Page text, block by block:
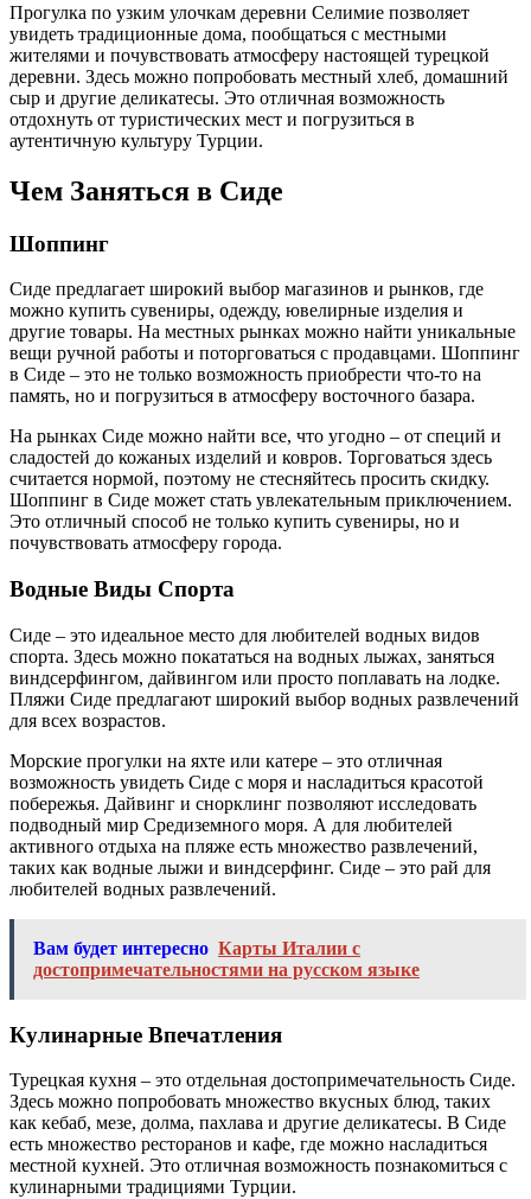
Прогулка по узким улочкам деревни Селимие позволяет
увидеть традиционные дома, пообщаться с местными
жителями и почувствовать атмосферу настоящей турецкой
деревни. Здесь можно попробовать местный хлеб, домашний
сыр и другие деликатесы. Это отличная возможность
отдохнуть от туристических мест и погрузиться в
аутентичную культуру Турции.
Чем Заняться в Сиде
Шоппинг
Сиде предлагает широкий выбор магазинов и рынков, где
можно купить сувениры, одежду, ювелирные изделия и
другие товары. На местных рынках можно найти уникальные
вещи ручной работы и поторговаться с продавцами. Шоппинг
в Сиде – это не только возможность приобрести что-то на
память, но и погрузиться в атмосферу восточного базара.
На рынках Сиде можно найти все, что угодно – от специй и
сладостей до кожаных изделий и ковров. Торговаться здесь
считается нормой, поэтому не стесняйтесь просить скидку.
Шоппинг в Сиде может стать увлекательным приключением.
Это отличный способ не только купить сувениры, но и
почувствовать атмосферу города.
Водные Виды Спорта
Сиде – это идеальное место для любителей водных видов
спорта. Здесь можно покататься на водных лыжах, заняться
виндсерфингом, дайвингом или просто поплавать на лодке.
Пляжи Сиде предлагают широкий выбор водных развлечений
для всех возрастов.
Морские прогулки на яхте или катере – это отличная
возможность увидеть Сиде с моря и насладиться красотой
побережья. Дайвинг и снорклинг позволяют исследовать
подводный мир Средиземного моря. А для любителей
активного отдыха на пляже есть множество развлечений,
таких как водные лыжи и виндсерфинг. Сиде – это рай для
любителей водных развлечений.
Вам будет интересно Карты Италии с
достопримечательностями на русском языке
Кулинарные Впечатления
Турецкая кухня – это отдельная достопримечательность Сиде.
Здесь можно попробовать множество вкусных блюд, таких
как кебаб, мезе, долма, пахлава и другие деликатесы. В Сиде
есть множество ресторанов и кафе, где можно насладиться
местной кухней. Это отличная возможность познакомиться с
кулинарными традициями Турции.